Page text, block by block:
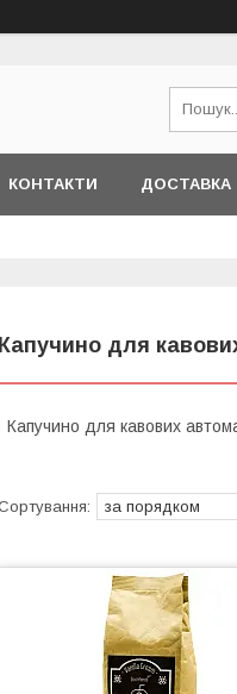
КОНТАКТИ ДОСТАВКА
Капучино для
Капучино для кавових